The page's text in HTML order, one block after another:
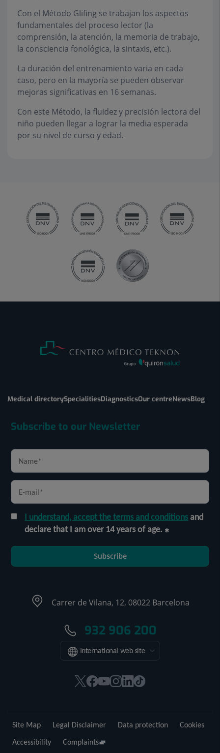
Con el Método Glifing se trabajan los aspectos
fundamentales del proceso lector (la
comprensión, la atención, la memoria de trabajo,
la consciencia fonológica, la sintaxis, etc.).
La duración del entrenamiento varia en cada
caso, pero en la mayoría se pueden observar
mejoras significativas en 16 semanas.
Con este Método, la fluidez y precisión lectora del
niño pueden llegar a lograr la media esperada
por su nivel de curso y edad.
Medical directorySpecialitiesDiagnosticsOur centreNewsBlog
Subscribe to our Newsletter
I understand, accept the terms and conditionsand
declare that I am over 14 years of age.
Subscribe
Carrer de Vilana, 12, 08022 Barcelona
932 906 200
International web site
This
in
a
This
in
a
ThisThis
in
This
in
Link
Site Map Legal Disclaimer Data protection
Cookies
Accessibility
Complaints